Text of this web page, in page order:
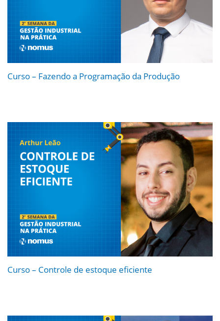
Curso – Fazendo a Programação da Produção
Curso – Controle de estoque eficiente